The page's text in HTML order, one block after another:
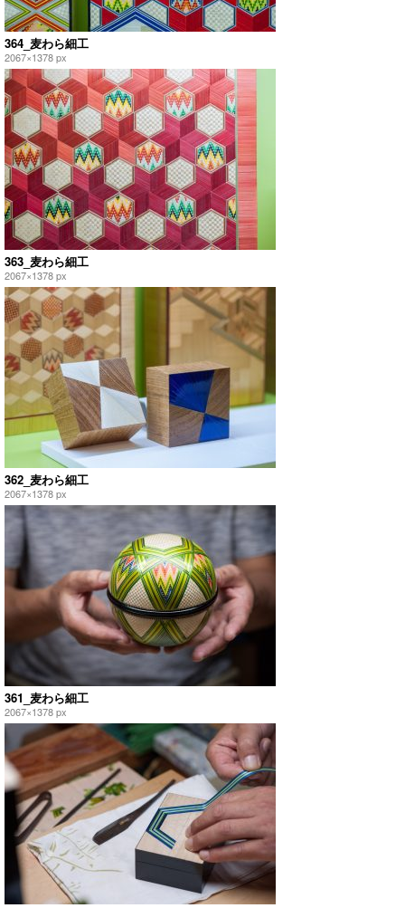
364_麦わら細工
2067×1378 px
363_麦わら細工
2067×1378 px
362_麦わら細工
2067×1378 px
361_麦わら細工
2067×1378 px